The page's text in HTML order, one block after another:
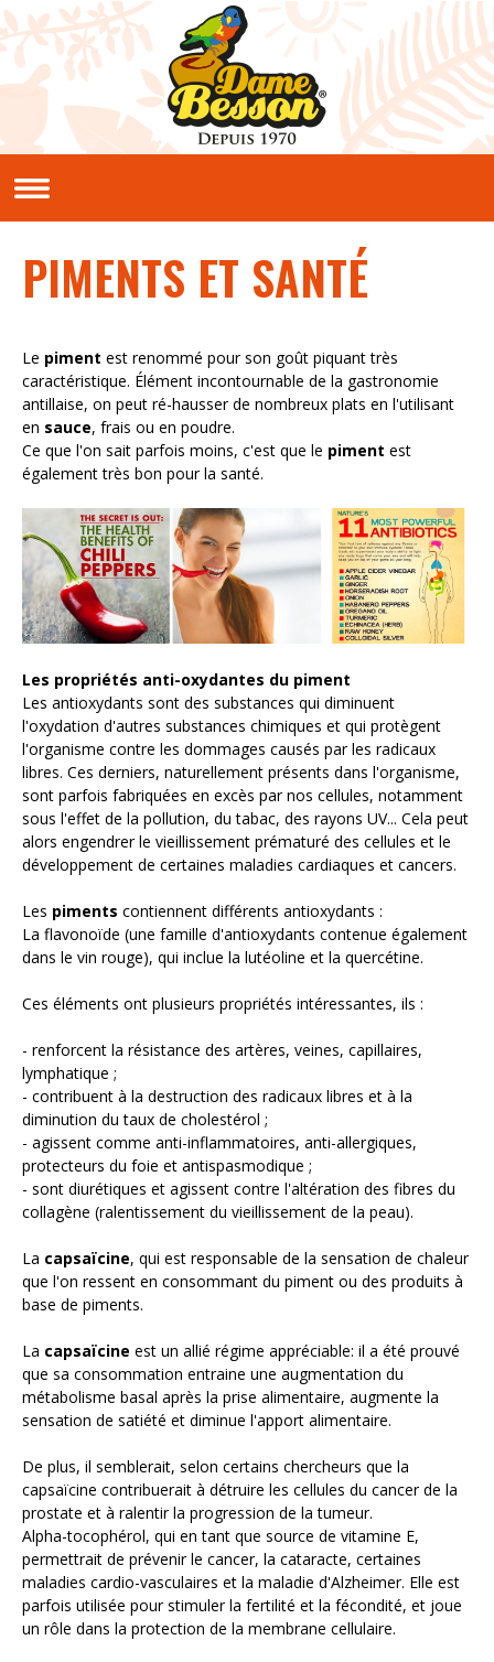
Aller au contenu principal
NOS PRODUITS
NOS RECETTES
Créoles
Classiques
En vidéos
Nos actus pimentées
Pour aller plus loin
POINTS DE VENTE
PIMENTS ET SANTÉ
Le piment est renommé pour son goût piquant très
caractéristique. Élément incontournable de la gastronomie
antillaise, on peut ré-hausser de nombreux plats en l'utilisant
en sauce, frais ou en poudre.
Ce que l'on sait parfois moins, c'est que le piment est
également très bon pour la santé.
Les propriétés anti-oxydantes du piment
Les antioxydants sont des substances qui diminuent
l'oxydation d'autres substances chimiques et qui protègent
l'organisme contre les dommages causés par les radicaux
libres. Ces derniers, naturellement présents dans l'organisme,
sont parfois fabriquées en excès par nos cellules, notamment
sous l'effet de la pollution, du tabac, des rayons UV... Cela peut
alors engendrer le vieillissement prématuré des cellules et le
développement de certaines maladies cardiaques et cancers.
Les piments contiennent différents antioxydants :
La flavonoïde (une famille d'antioxydants contenue également
dans le vin rouge), qui inclue la lutéoline et la quercétine.
Ces éléments ont plusieurs propriétés intéressantes, ils :
- renforcent la résistance des artères, veines, capillaires,
lymphatique ;
- contribuent à la destruction des radicaux libres et à la
diminution du taux de cholestérol ;
- agissent comme anti-inflammatoires, anti-allergiques,
protecteurs du foie et antispasmodique ;
- sont diurétiques et agissent contre l'altération des fibres du
collagène (ralentissement du vieillissement de la peau).
La capsaïcine, qui est responsable de la sensation de chaleur
que l'on ressent en consommant du piment ou des produits à
base de piments.
La capsaïcine est un allié régime appréciable: il a été prouvé
que sa consommation entraine une augmentation du
métabolisme basal après la prise alimentaire, augmente la
sensation de satiété et diminue l'apport alimentaire.
De plus, il semblerait, selon certains chercheurs que la
capsaïcine contribuerait à détruire les cellules du cancer de la
prostate et à ralentir la progression de la tumeur.
Alpha-tocophérol, qui en tant que source de vitamine E,
permettrait de prévenir le cancer, la cataracte, certaines
maladies cardio-vasculaires et la maladie d'Alzheimer. Elle est
parfois utilisée pour stimuler la fertilité et la fécondité, et joue
un rôle dans la protection de la membrane cellulaire.